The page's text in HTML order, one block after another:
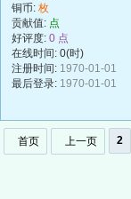
铜币: 枚
贡献值: 点
好评度: 0 点
在线时间: 0(时)
注册时间: 1970-01-01
最后登录: 1970-01-01
首页 上一页 2